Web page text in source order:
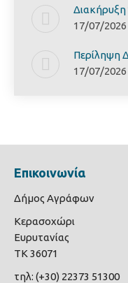
17/07/2026
Περίληψη
17/07/2026
Επικοινωνία
Δήμος Αγράφων
Κερασοχώρι
Ευρυτανίας
ΤΚ 36071
τηλ: (+30) 22373 51300